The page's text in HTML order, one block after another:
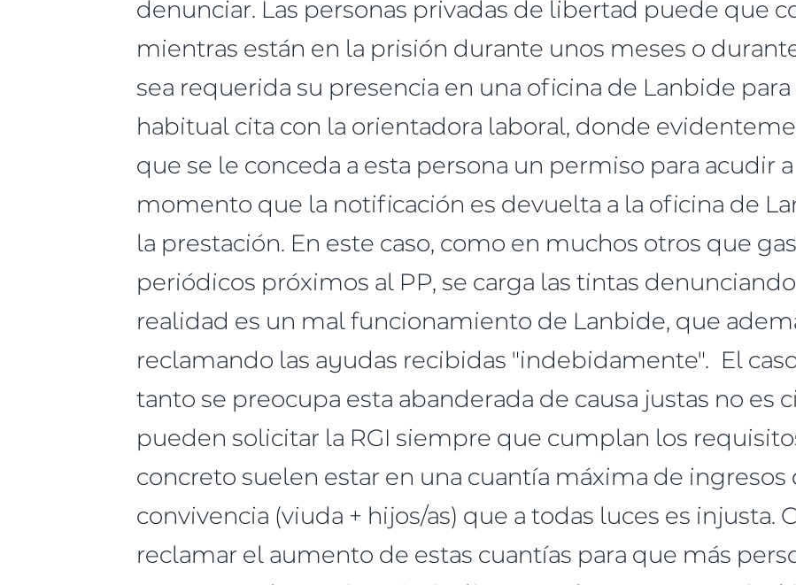
denunciar. Las personas privadas de libertad puede que
mientras están en la prisión durante unos meses o
sea requerida su presencia en una oficina de Lanbide
habitual cita con la orientadora laboral, donde
que se le conceda a esta persona un permiso para acudir
momento que la notificación es devuelta a la oficina de
la prestación. En este caso, como en muchos otros que
periódicos próximos al PP, se carga las tintas
realidad es un mal funcionamiento de Lanbide, que
reclamando las ayudas recibidas "indebidamente". El
tanto se preocupa esta abanderada de causa justas no es
pueden solicitar la RGI siempre que cumplan los
concreto suelen estar en una cuantía máxima de
convivencia (viuda + hijos/as) que a todas luces es injusta.
reclamar el aumento de estas cuantías para que más